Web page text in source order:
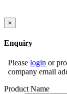
×
Enquiry
Please login or
company email
Product Name